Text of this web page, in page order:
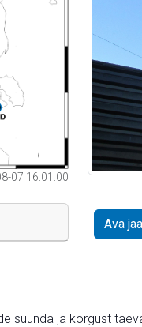
07 16:01:00
Ava
suunda ja kõrgust